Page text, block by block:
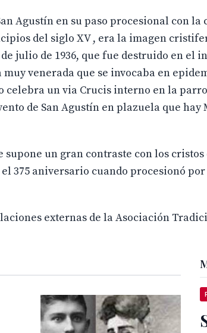
Agustín en su paso procesional con la
del siglo XV , era la imagen
julio de 1936, que fue destruido en el
venerada que se invocaba en
celebra un via Crucis interno en la
de San Agustín en plazuela que hay
un gran contraste con los cristos
375 aniversario cuando procesionó por
externas de la Asociación